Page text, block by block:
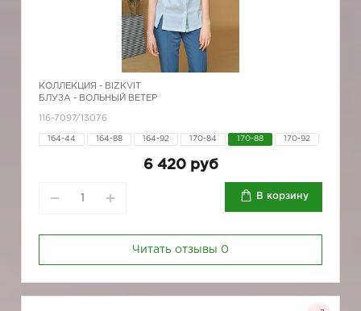
КОЛЛЕКЦИЯ - BIZKVIT
БЛУЗА - ВОЛЬНЫЙ ВЕТЕР
116-7097/13076
164-44 164-88 164-92 170-84 170-88 170-92
6 420 руб
В корзину
Читать отзывы 0